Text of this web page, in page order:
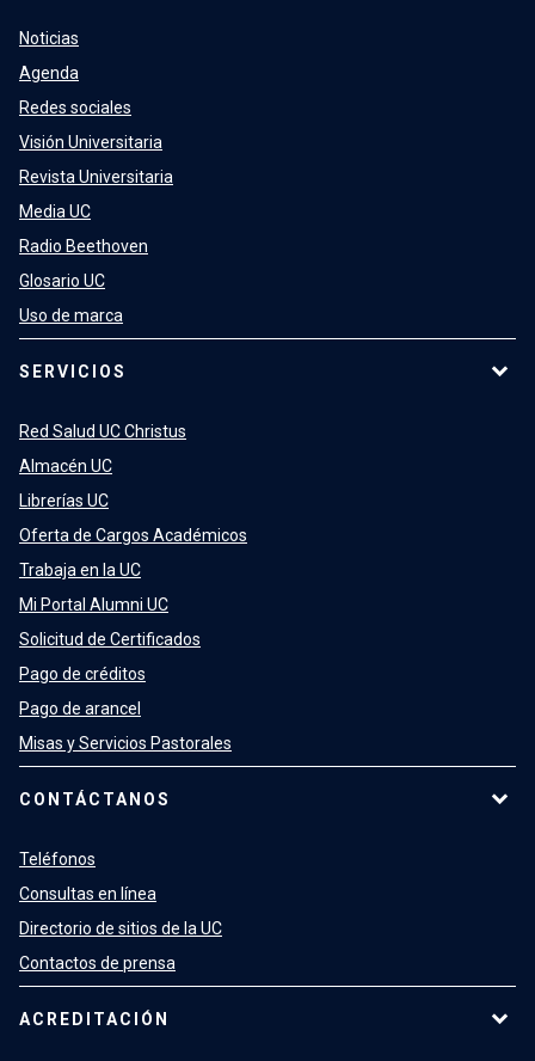
Noticias
Agenda
Redes sociales
Visión Universitaria
Revista Universitaria
Media UC
Radio Beethoven
Glosario UC
Uso de marca
SERVICIOS
Red Salud UC Christus
Almacén UC
Librerías UC
Oferta de Cargos Académicos
Trabaja en la UC
Mi Portal Alumni UC
Solicitud de Certificados
Pago de créditos
Pago de arancel
Misas y Servicios Pastorales
CONTÁCTANOS
Teléfonos
Consultas en línea
Directorio de sitios de la UC
Contactos de prensa
ACREDITACIÓN